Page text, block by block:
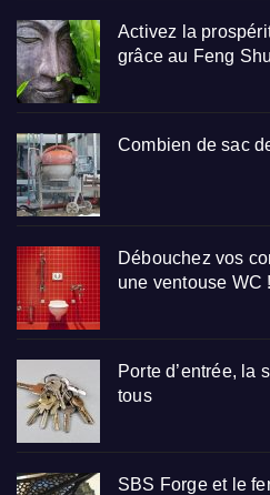
Activez la
grâce au Feng
Combien de sac
Débouchez vos
une ventouse WC !
Porte d’entrée, la
tous
SBS Forge et le